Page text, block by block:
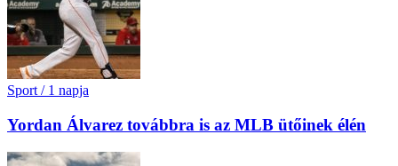
Sport / 1 napja
Yordan Álvarez továbbra is az MLB ütőinek élén